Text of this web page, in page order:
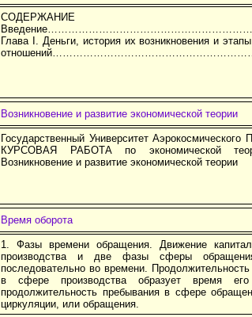
СОДЕРЖАНИЕ
Глава I. Деньги, история их возникновения и
Возникновение и развитие экономической теории
Государственный Университет Аэрокосмического
КУРСОВАЯ РАБОТА по экономической
Возникновение и развитие экономической теории
Время оборота
1. Фазы времени обращения. Движение
производства и две фазы сферы
последовательно во времени.
в сфере производства образует время его
продолжительность пребывания в сфере
циркуляции, или обращения.